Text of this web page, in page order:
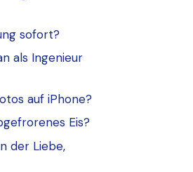
sofort?
als Ingenieur
auf iPhone?
Eis?
der Liebe,